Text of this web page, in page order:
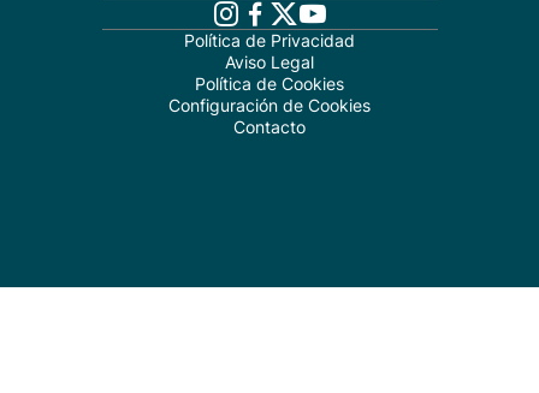
Política de Privacidad
Aviso Legal
Política de Cookies
Configuración de Cookies
Contacto